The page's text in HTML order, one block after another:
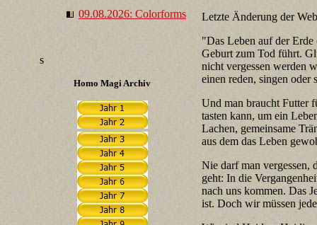
09.08.2026: Colorforms
s
Homo Magi Archiv
Letzte Änderung der
"Das Leben auf der
Geburt zum Tod führt.
nicht vergessen werden
einen reden, singen oder
Und man braucht Futter
tasten kann, um ein
Lachen, gemeinsame
aus dem das Leben
Nie darf man vergessen,
geht: In die
nach uns kommen. Das
ist. Doch wir müssen